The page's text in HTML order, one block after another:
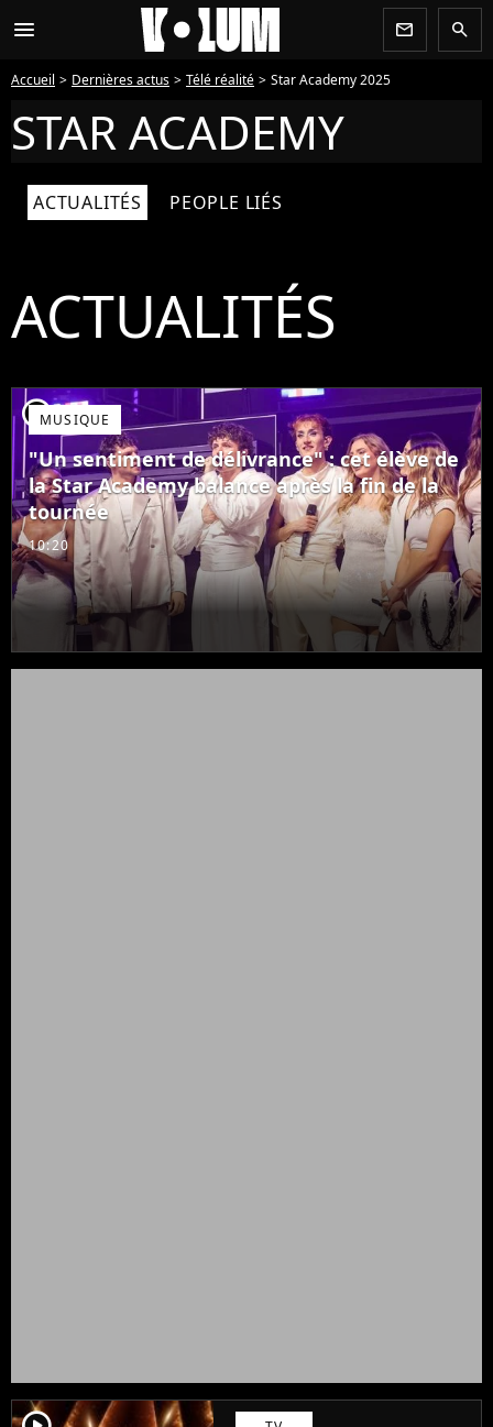
menu newsletter search
Accueil Dernières actus Télé réalité Star Academy 2025
STAR ACADEMY
ACTUALITÉS PEOPLE LIÉS
ACTUALITÉS
player2MUSIQUE
"Un sentiment de délivrance" : cet élève de
la Star Academy balance après la fin de la
tournée
10:20